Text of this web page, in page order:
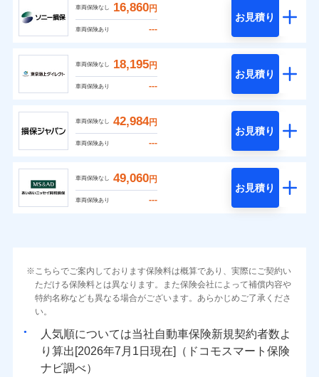
車両保険なし 16,860円
車両保険あり ---
お見積り
車両保険なし 18,195円
車両保険あり ---
お見積り
車両保険なし 42,984円
車両保険あり ---
お見積り
車両保険なし 49,060円
車両保険あり ---
お見積り
こちらでご案内しております保険料は概算であり、実際にご契約い
ただける保険料とは異なります。また保険会社によって補償内容や
特約名称なども異なる場合がございます。あらかじめご了承くださ
い。
人気順については当社
新規契約者数よ
り算出[
年 月
日現在]（ドコモスマート保険
ナビ調べ）